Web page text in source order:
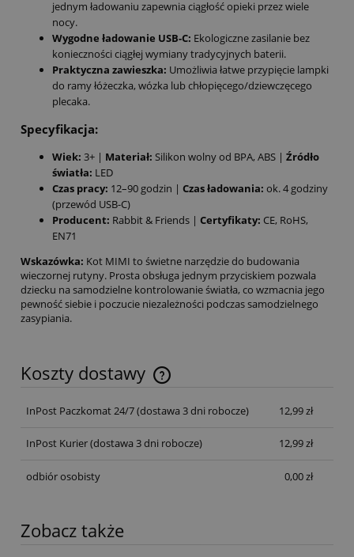
jednym ładowaniu zapewnia ciągłość opieki przez wiele
nocy.
Wygodne ładowanie USB-C: Ekologiczne zasilanie bez
konieczności ciągłej wymiany tradycyjnych baterii.
Praktyczna zawieszka: Umożliwia łatwe przypięcie lampki
do ramy łóżeczka, wózka lub chłopięcego/dziewczęcego
plecaka.
Specyfikacja:
Wiek: 3+ | Materiał: Silikon wolny od BPA, ABS | Źródło
światła: LED
Czas pracy: 12–90 godzin | Czas ładowania: ok. 4 godziny
(przewód USB-C)
Producent: Rabbit & Friends | Certyfikaty: CE, RoHS,
EN71
Wskazówka: Kot MIMI to świetne narzędzie do budowania
wieczornej rutyny. Prosta obsługa jednym przyciskiem pozwala
dziecku na samodzielne kontrolowanie światła, co wzmacnia jego
pewność siebie i poczucie niezależności podczas samodzielnego
zasypiania.
Koszty dostawy
InPost Paczkomat 24/7(dostawa 3 dni robocze) 12,99 zł
InPost Kurier(dostawa 3 dni robocze) 12,99 zł
odbiór osobisty 0,00 zł
Zobacz także